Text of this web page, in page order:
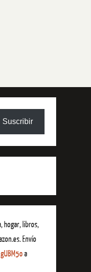
Suscribir
hogar, libros,
Envío
a